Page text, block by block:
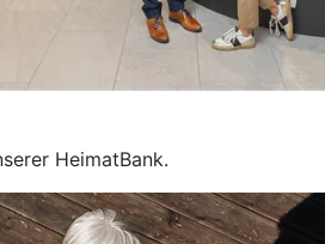
HeimatBank.